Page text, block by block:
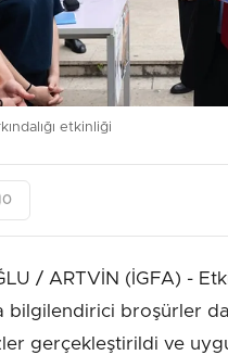
etkinliği
0
/ ARTVİN (İGFA) -
bilgilendirici broşürler
gerçekleştirildi ve